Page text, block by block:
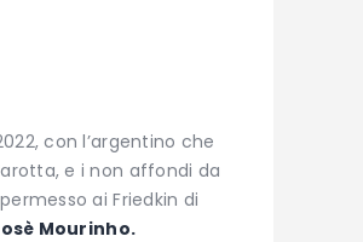
con l’argentino che
e i non affondi da
ai Friedkin di
Mourinho.